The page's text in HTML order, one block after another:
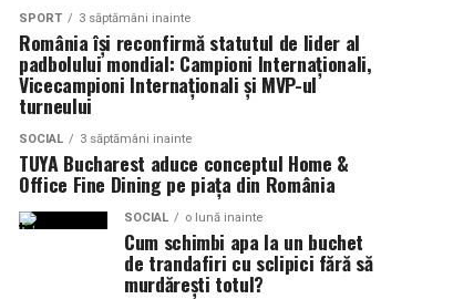
SPORT 3 săptămâni inainte
România își reconfirmă statutul de lider al
padbolului mondial: Campioni Internaționali,
Vicecampioni Internaționali și MVP-ul
turneului
SOCIAL 3 săptămâni inainte
TUYA Bucharest aduce conceptul Home &
Office Fine Dining pe piața din România
SOCIAL o lună inainte
Cum schimbi apa la un buchet
de trandafiri cu sclipici fără să
murdărești totul?